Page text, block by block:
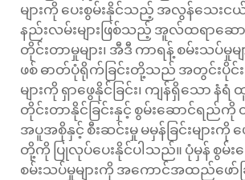
များကို ပေးစွမ်းနိုင်သည့် အလွန်သေးင
နည်းလမ်းများဖြစ်သည့် အူလ်ထရာဆေ
တိုင်းတာမှုများ၊ အီဒီ ကာရန့် စမ်းသပ်မှုမ
ဖစ် ဓာတ်ပုံရိုက်ခြင်းတို့သည် အတွင်းပိုင်း
များကို ရှာဖွေနိုင်ခြင်း၊ ကျန်ရှိသော နံရံ
တိုင်းတာနိုင်ခြင်းနှင့် စွမ်းဆောင်ရ
အပူအစိုနှင့် စီးဆင်းမှု မမှန်ခြင်းများကို
တို့ကို ပြုလုပ်ပေးနိုင်ပါသည်။ ပုံမှန် စွမ်
စမ်းသပ်မှုများကို အကောင်အထည်ဖော်ခ